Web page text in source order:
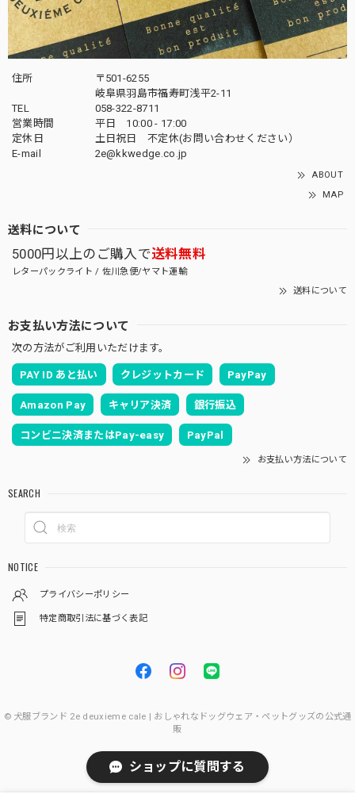
住所
〒501-6255
岐阜県羽島市福寿町浅平2-11
TEL
058-322-8711
営業時間
平日 10:00 - 17:00
定休日
土日祝日 不定休(お問い合わせください）
E-mail
2e@kkwedge.co.jp
ABOUT
MAP
送料について
5000円以上のご購入で送料無料
レターパックライト / 佐川急便/ヤマト運輸
送料について
お支払い方法について
次の方法がご利用いただけます。
PAY ID あと払い クレジットカード PayPay
Amazon Pay キャリア決済 銀行振込
コンビニ決済またはPay-easy PayPal
お支払い方法について
SEARCH
NOTICE
プライバシーポリシー
特定商取引法に基づく表記
© 犬服ブランド 2e deuxieme cale | おしゃれなドッグウェア・ペットグッズの公式通
販
ショップに質問する